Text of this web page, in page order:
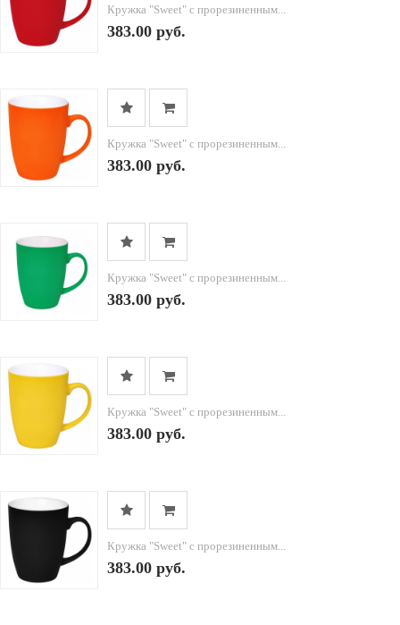
Кружка "Sweet" с прорезиненным...
383.00 руб.
Кружка "Sweet" с прорезиненным...
383.00 руб.
Кружка "Sweet" с прорезиненным...
383.00 руб.
Кружка "Sweet" с прорезиненным...
383.00 руб.
Кружка "Sweet" с прорезиненным...
383.00 руб.